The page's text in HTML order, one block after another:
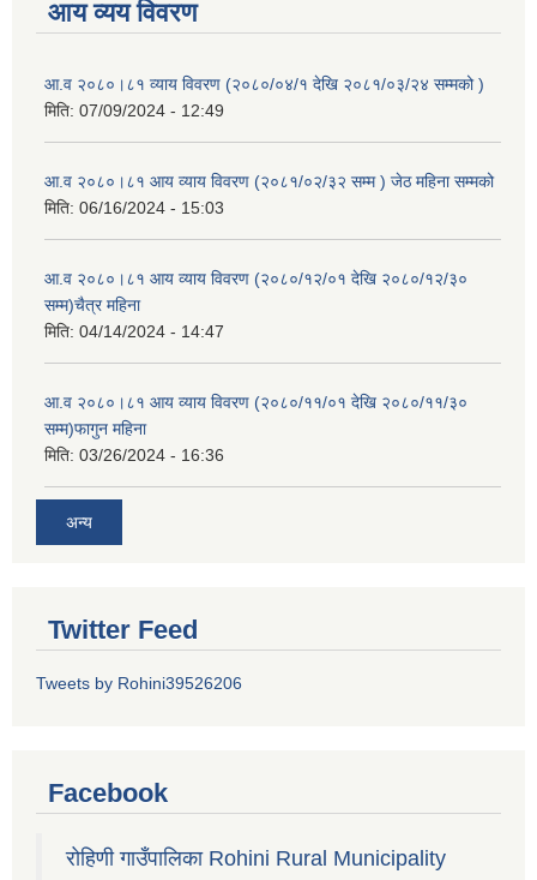
आय व्यय विवरण
आ.व २०८०।८१ व्याय विवरण (२०८०/०४/१ देखि २०८१/०३/२४ सम्मको )
मिति: 07/09/2024 - 12:49
आ.व २०८०।८१ आय व्याय विवरण (२०८१/०२/३२ सम्म ) जेठ महिना सम्मको
मिति: 06/16/2024 - 15:03
आ.व २०८०।८१ आय व्याय विवरण (२०८०/१२/०१ देखि २०८०/१२/३०
सम्म)चैत्र महिना
मिति: 04/14/2024 - 14:47
आ.व २०८०।८१ आय व्याय विवरण (२०८०/११/०१ देखि २०८०/११/३०
सम्म)फागुन महिना
मिति: 03/26/2024 - 16:36
अन्य
Twitter Feed
Tweets by Rohini39526206
Facebook
रोहिणी गाउँपालिका Rohini Rural Municipality